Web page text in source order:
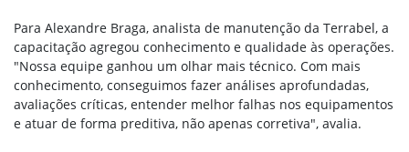
Para Alexandre Braga, analista de manutenção da Terrabel, a
capacitação agregou conhecimento e qualidade às operações.
"Nossa equipe ganhou um olhar mais técnico. Com mais
conhecimento, conseguimos fazer análises aprofundadas,
avaliações críticas, entender melhor falhas nos equipamentos
e atuar de forma preditiva, não apenas corretiva", avalia.